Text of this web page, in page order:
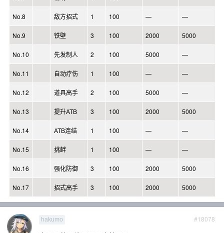
No.8 敌方招式 1 100 — —
No.9 铁壁 3 100 2000 5000
No.10 先发制人 2 100 5000 —
No.11 自动疗伤 1 100 — —
No.12 道具高手 2 100 5000 —
No.13 提升ATB 3 100 2000 5000
No.14 ATB连结 1 100 — —
No.15 挑衅 1 100 — —
No.16 强化防御 3 100 2000 5000
No.17 招式高手 3 100 2000 5000
#18078
hakumo